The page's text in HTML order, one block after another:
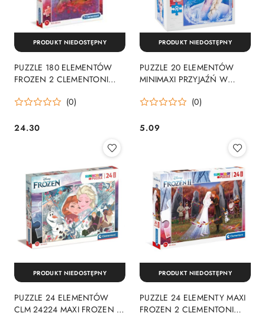
PUZZLE 180 ELEMENTÓW
FROZEN 2 CLEMENTONI
(0)
Cena:
24.30
PRODUKT NIEDOSTĘPNY
PUZZLE 20 ELEMENTÓW
MINIMAXI PRZYJAŹŃ W
(0)
Cena:
5.09
PRODUKT NIEDOSTĘPNY
PUZZLE 24 ELEMENTÓW
CLM 24224 MAXI FROZEN II
PRODUKT NIEDOSTĘPNY
PUZZLE 24 ELEMENTY MAXI
FROZEN 2 CLEMENTONI
PRODUKT NIEDOSTĘPNY